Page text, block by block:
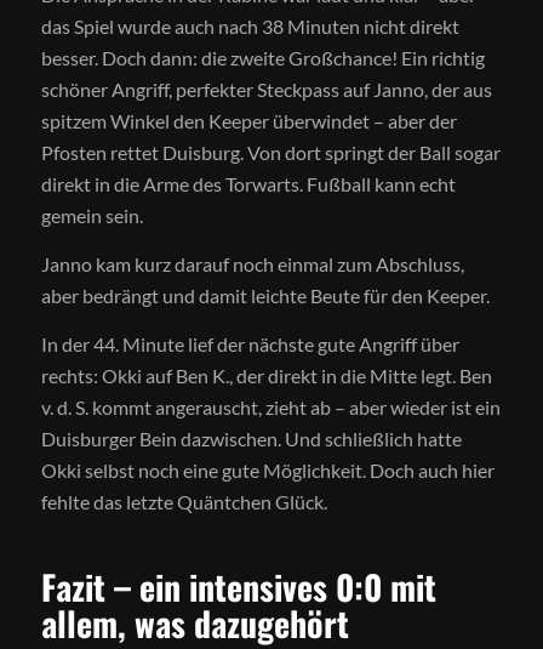
das Spiel wurde auch nach 38 Minuten nicht direkt
besser. Doch dann: die zweite Großchance! Ein richtig
schöner Angriff, perfekter Steckpass auf Janno, der aus
spitzem Winkel den Keeper überwindet – aber der
Pfosten rettet Duisburg. Von dort springt der Ball sogar
direkt in die Arme des Torwarts. Fußball kann echt
gemein sein.
Janno kam kurz darauf noch einmal zum Abschluss,
aber bedrängt und damit leichte Beute für den Keeper.
In der 44. Minute lief der nächste gute Angriff über
rechts: Okki auf Ben K., der direkt in die Mitte legt. Ben
v. d. S. kommt angerauscht, zieht ab – aber wieder ist ein
Duisburger Bein dazwischen. Und schließlich hatte
Okki selbst noch eine gute Möglichkeit. Doch auch hier
fehlte das letzte Quäntchen Glück.
Fazit – ein intensives 0:0 mit
allem, was dazugehört